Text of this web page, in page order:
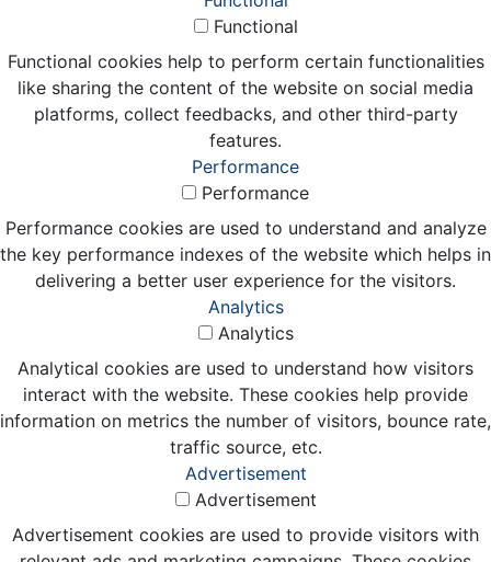
Functional
Functional cookies help to perform certain functionalities
like sharing the content of the website on social media
platforms, collect feedbacks, and other third-party
features.
Performance
Performance
Performance cookies are used to understand and analyze
the key performance indexes of the website which helps in
delivering a better user experience for the visitors.
Analytics
Analytics
Analytical cookies are used to understand how visitors
interact with the website. These cookies help provide
information on metrics the number of visitors, bounce rate,
traffic source, etc.
Advertisement
Advertisement
Advertisement cookies are used to provide visitors with